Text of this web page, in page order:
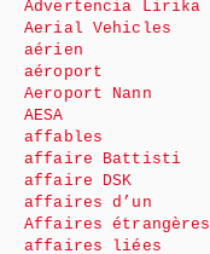
Advertencia Lirika
Aerial Vehicles
aérien
aéroport
Aeroport Nann
AESA
affables
affaire Battisti
affaire DSK
affaires d’un
Affaires étrangères
affaires liées